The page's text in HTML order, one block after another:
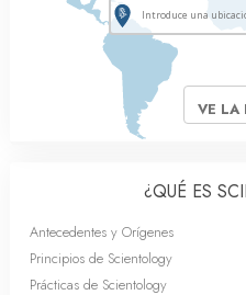
VE LA
¿QUÉ ES
Antecedentes y Orígenes
Principios de Scientology
Prácticas de Scientology